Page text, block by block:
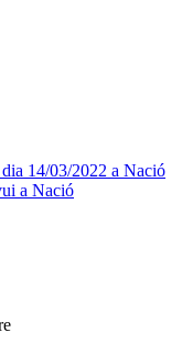
14/03/2022 a Nació
a Nació